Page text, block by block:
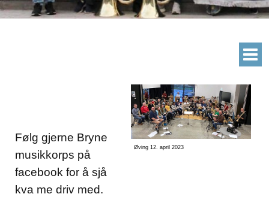
Øving 12. april 2023
Følg gjerne Bryne
musikkorps på
facebook for å sjå
kva me driv med.